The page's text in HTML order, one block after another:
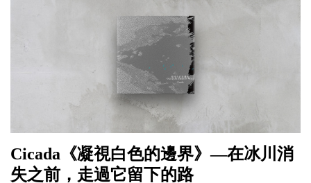
Cicada《凝視白色的邊界》—在冰川消
失之前，走過它留下的路